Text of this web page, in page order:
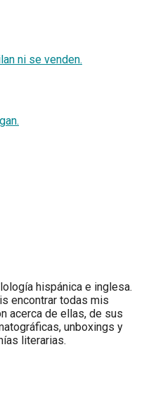
ni se venden.
hispánica e inglesa.
encontrar todas mis
acerca de ellas, de sus
unboxings y
literarias.